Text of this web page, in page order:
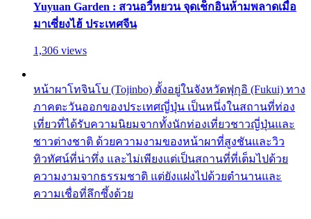
Yuyuan Garden : สวนอวี้หยวน จุดเช็กอินห้ามพลาดเมื่อ
มาเซี่ยงไฮ้ ประเทศจีน
1,306 views
หน้าผาโทจินโบ (Tojinbo) ตั้งอยู่ในจังหวัดฟุกุอิ (Fukui) ทาง
ภาคตะวันออกของประเทศญี่ปุ่น เป็นหนึ่งในสถานที่ท่อง
เที่ยวที่ได้รับความนิยมจากทั้งนักท่องเที่ยวชาวญี่ปุ่นและ
ชาวต่างชาติ ด้วยความงามของหน้าผาที่สูงชันและวิว
ทิวทัศน์ที่น่าทึ่ง และไม่เพียงแต่เป็นสถานที่ที่เต็มไปด้วย
ความงามจากธรรมชาติ แต่ยังแฝงไปด้วยตำนานและ
ความเชื่อที่ลึกซึ้งด้วย